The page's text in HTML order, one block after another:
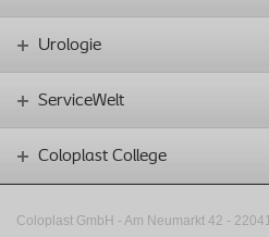
Urologie
ServiceWelt
Coloplast College
Coloplast GmbH - Am Neumarkt 42 ‑